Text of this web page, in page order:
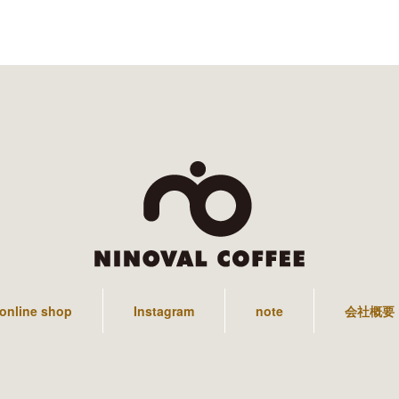
online shop Instagram note 会社概要